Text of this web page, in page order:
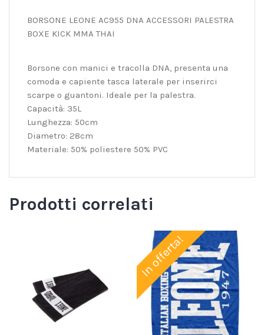
BORSONE LEONE AC955 DNA ACCESSORI PALESTRA
BOXE KICK MMA THAI
Borsone con manici e tracolla DNA, presenta una
comoda e capiente tasca laterale per inserirci
scarpe o guantoni. Ideale per la palestra.
Capacità: 35L
Lunghezza: 50cm
Diametro: 28cm
Materiale: 50% poliestere 50% PVC
Prodotti correlati
In offerta!